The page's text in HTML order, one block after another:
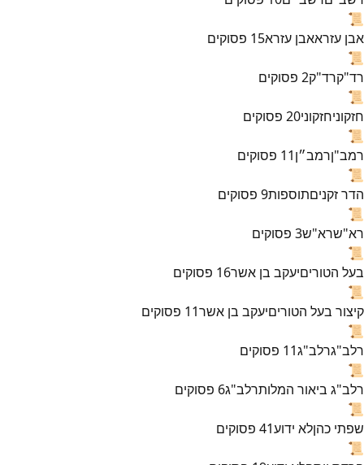
📜
אבן עזראאבן עזרא15 פסוקים
📜
רד"קרד"ק2 פסוקים
📜
חזקוניחזקוני20 פסוקים
📜
רמב"ןרמב״ן11 פסוקים
📜
הדר זקניםתוספות9 פסוקים
📜
רא"שרא"ש3 פסוקים
📜
בעל הטוריםיעקב בן אשר16 פסוקים
📜
קיצור בעל הטוריםיעקב בן אשר11 פסוקים
📜
רלב"גרלב"ג11 פסוקים
📜
רלב"ג ביאור המלותרלב"ג6 פסוקים
📜
שפתי כהןלא ידוע41 פסוקים
📜